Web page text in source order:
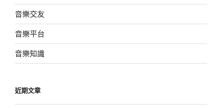
音樂交友
音樂平台
音樂知識
近期文章